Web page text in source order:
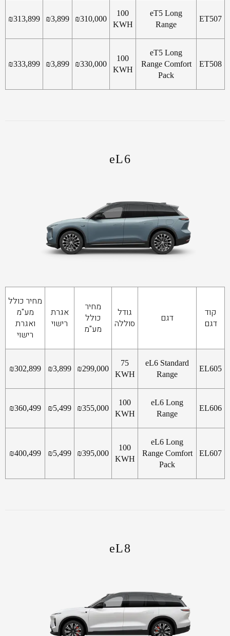
ET507
eT5 Long
Range
100
KWH
₪310,000
₪3,899
₪313,899
ET508
eT5 Long
Range Comfort
Pack
100
KWH
₪330,000
₪3,899
₪333,899
eL6
קוד
דגם
דגם
גודל
סוללה
מחיר
כולל
מע"מ
אגרת
רישוי
מחיר כולל
מע"מ
ואגרת
רישוי
EL605
eL6 Standard
Range
75
KWH
₪299,000
₪3,899
₪302,899
EL606
eL6 Long
Range
100
KWH
₪355,000
₪5,499
₪360,499
EL607
eL6 Long
Range Comfort
Pack
100
KWH
₪395,000
₪5,499
₪400,499
eL8